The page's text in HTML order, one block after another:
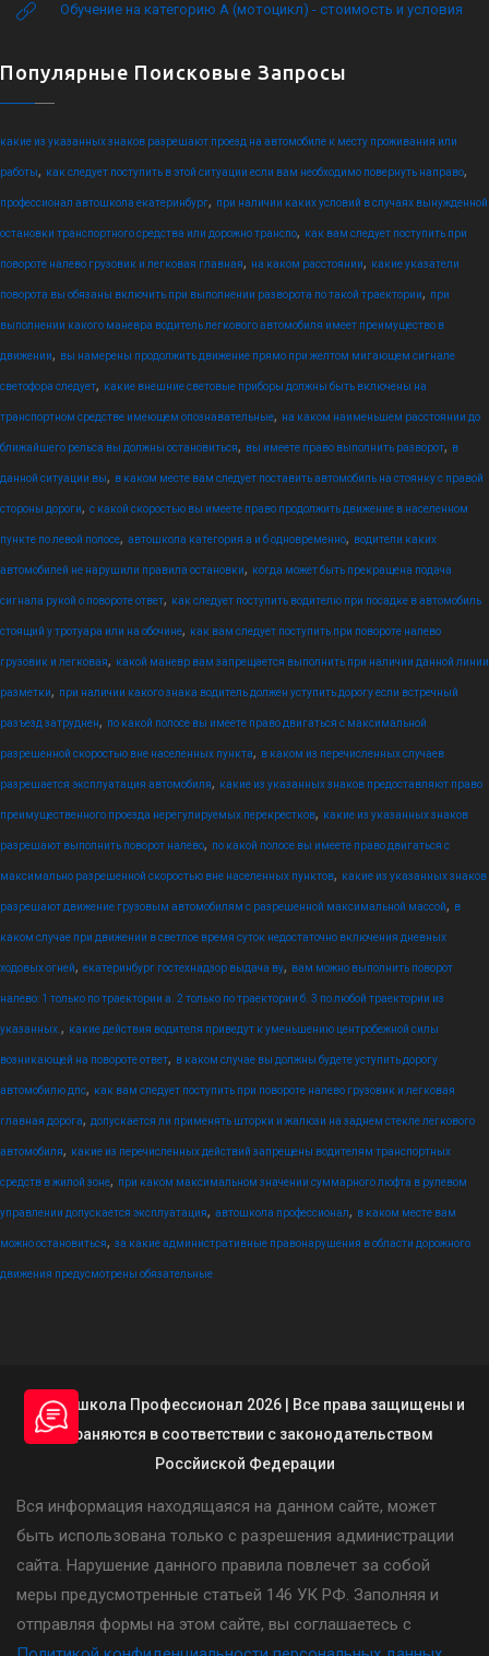
Обучение на категорию А (мотоцикл) - стоимость и условия
Популярные Поисковые Запросы
какие из указанных знаков разрешают проезд на автомобиле к месту проживания или
работы, как следует поступить в этой ситуации если вам необходимо повернуть направо,
профессионал автошкола екатеринбург, при наличии каких условий в случаях вынужденной
остановки транспортного средства или дорожно транспо, как вам следует поступить при
повороте налево грузовик и легковая главная, на каком расстоянии, какие указатели
поворота вы обязаны включить при выполнении разворота по такой траектории, при
выполнении какого маневра водитель легкового автомобиля имеет преимущество в
движении, вы намерены продолжить движение прямо при желтом мигающем сигнале
светофора следует, какие внешние световые приборы должны быть включены на
транспортном средстве имеющем опознавательные, на каком наименьшем расстоянии до
ближайшего рельса вы должны остановиться, вы имеете право выполнить разворот, в
данной ситуации вы, в каком месте вам следует поставить автомобиль на стоянку с правой
стороны дороги, с какой скоростью вы имеете право продолжить движение в населенном
пункте по левой полосе, автошкола категория а и б одновременно, водители каких
автомобилей не нарушили правила остановки, когда может быть прекращена подача
сигнала рукой о повороте ответ, как следует поступить водителю при посадке в автомобиль
стоящий у тротуара или на обочине, как вам следует поступить при повороте налево
грузовик и легковая, какой маневр вам запрещается выполнить при наличии данной линии
разметки, при наличии какого знака водитель должен уступить дорогу если встречный
разъезд затруднен, по какой полосе вы имеете право двигаться с максимальной
разрешенной скоростью вне населенных пункта, в каком из перечисленных случаев
разрешается эксплуатация автомобиля, какие из указанных знаков предоставляют право
преимущественного проезда нерегулируемых перекрестков, какие из указанных знаков
разрешают выполнить поворот налево, по какой полосе вы имеете право двигаться с
максимально разрешенной скоростью вне населенных пунктов, какие из указанных знаков
разрешают движение грузовым автомобилям с разрешенной максимальной массой, в
каком случае при движении в светлое время суток недостаточно включения дневных
ходовых огней, екатеринбург гостехнадзор выдача ву, вам можно выполнить поворот
налево: 1 только по траектории а. 2 только по траектории б. 3 по любой траектории из
указанных. , какие действия водителя приведут к уменьшению центробежной силы
возникающей на повороте ответ, в каком случае вы должны будете уступить дорогу
автомобилю дпс, как вам следует поступить при повороте налево грузовик и легковая
главная дорога, допускается ли применять шторки и жалюзи на заднем стекле легкового
автомобиля, какие из перечисленных действий запрещены водителям транспортных
средств в жилой зоне, при каком максимальном значении суммарного люфта в рулевом
управлении допускается эксплуатация, автошкола профессионал, в каком месте вам
можно остановиться, за какие административные правонарушения в области дорожного
движения предусмотрены обязательные
© Автошкола Профессионал 2026 | Все права защищены и
охраняются в соответствии с законодательством
Россйиской Федерации
Вся информация находящаяся на данном сайте, может
быть использована только с разрешения администрации
сайта. Нарушение данного правила повлечет за собой
меры предусмотренные статьей 146 УК РФ. Заполняя и
отправляя формы на этом сайте, вы соглашаетесь с